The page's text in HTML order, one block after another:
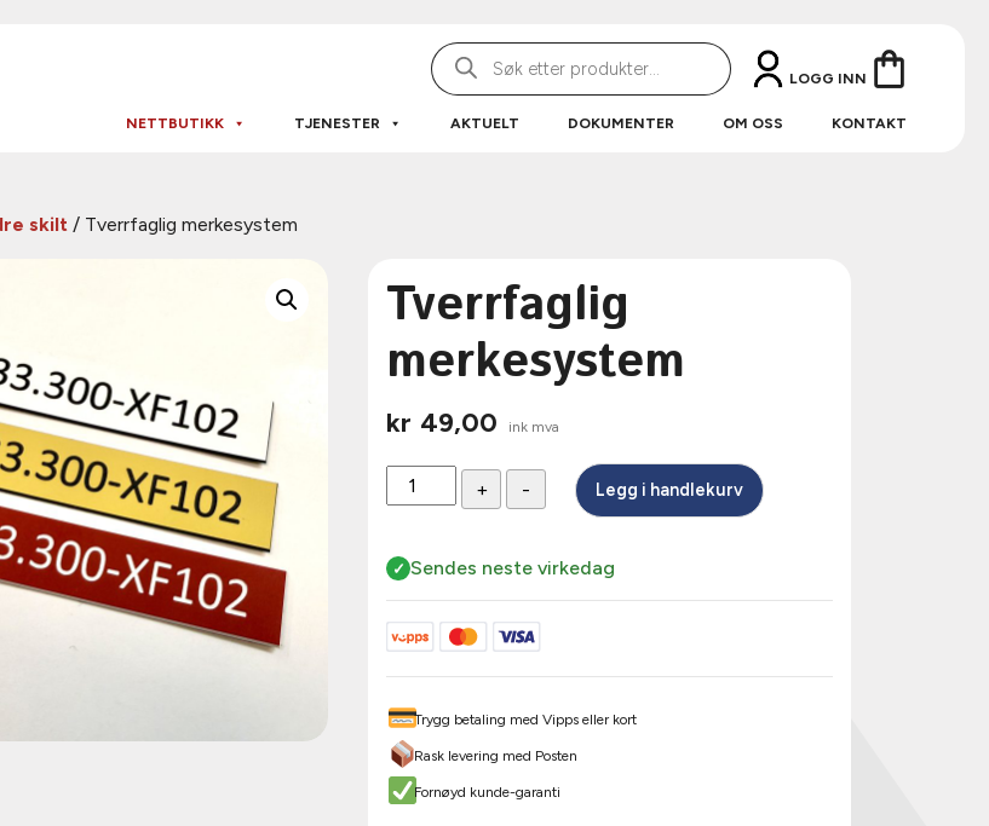
Products
search
LOGG INN
NETTBUTIKK TJENESTER AKTUELT DOKUMENTER OM OSS KONTAKT
skilt / Tverrfaglig merkesystem
Tverrfaglig
merkesystem
kr 49,00 ink mva
+
Tverrfaglig
merkesystem
- Legg i handlekurv
Sendes neste virkedag
Trygg betaling med Vipps eller kort
Rask levering med Posten
Fornøyd kunde-garanti